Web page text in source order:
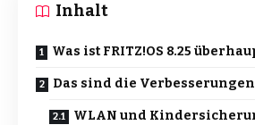
Inhalt
Was ist FRITZ!OS 8.25
Das sind die
WLAN und